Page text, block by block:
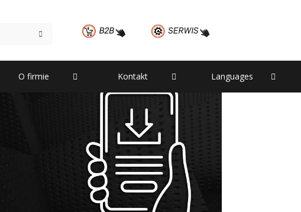
O firmie Kontakt Languages
– Czym jest pamięć